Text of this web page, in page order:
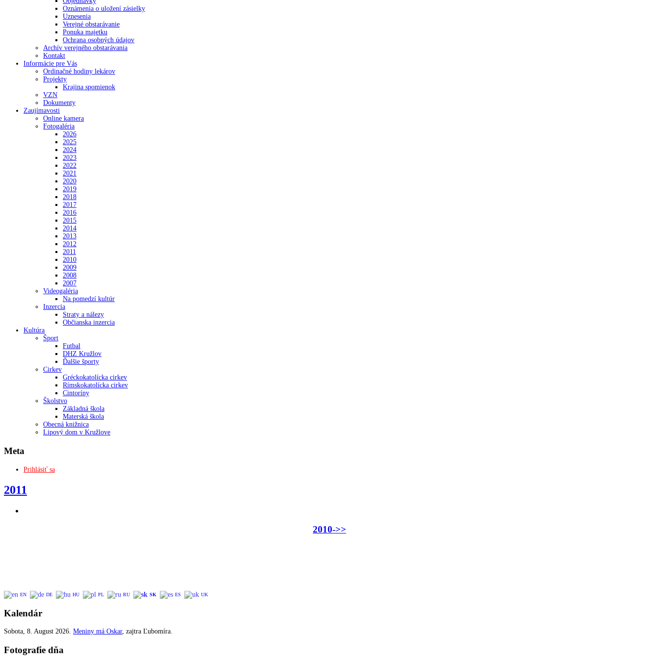
Oznámenia o uložení zásielky
Uznesenia
Verejné obstarávanie
Ponuka majetku
Ochrana osobných údajov
Archív verejného obstarávania
Kontakt
Informácie pre Vás
Ordinačné hodiny lekárov
Projekty
Krajina spomienok
VZN
Dokumenty
Zaujímavosti
Online kamera
Fotogaléria
2026
2025
2024
2023
2022
2021
2020
2019
2018
2017
2016
2015
2014
2013
2012
2011
2010
2009
2008
2007
Videogaléria
Na pomedzí kultúr
Inzercia
Straty a nálezy
Občianska inzercia
Kultúra
Šport
Futbal
DHZ Kružlov
Ďalšie športy
Cirkev
Gréckokatolícka cirkev
Rímskokatolícka cirkev
Cintoríny
Školstvo
Základná škola
Materská škola
Obecná knižnica
Lipový dom v Kružlove
Meta
Prihlásiť sa
2011
2010->>
EN DE HU PL RU SK ES UK
Kalendár
Sobota, 8. August 2026. Meniny má Oskar, zajtra Ľubomíra.
Fotografie dňa